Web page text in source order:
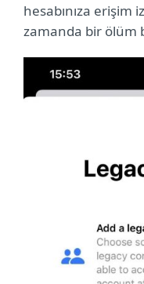
hesabınıza erişim
zamanda bir ölüm